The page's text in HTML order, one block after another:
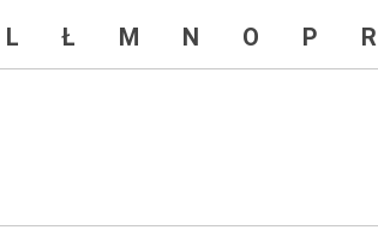
L Ł M N O P R